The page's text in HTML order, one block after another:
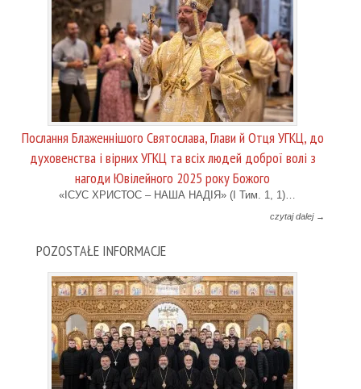
Послання Блаженнішого Святослава, Глави й Отця УГКЦ, до
духовенства і вірних УГКЦ та всіх людей доброї волі з
нагоди Ювілейного 2025 року Божого
«ІСУС ХРИСТОС – НАША НАДІЯ» (І Тим. 1, 1)…
czytaj dalej →
POZOSTAŁE INFORMACJE